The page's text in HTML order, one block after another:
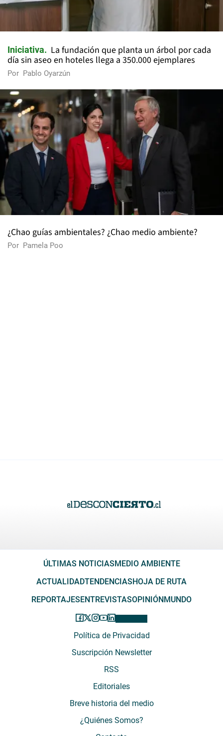
Iniciativa
La fundación que planta un árbol por cada
día sin aseo en hoteles llega a 350.000 ejemplares
Por Pablo Oyarzún
¿Chao guías ambientales? ¿Chao medio ambiente?
Por Pamela Poo
ÚLTIMAS NOTICIASMEDIO AMBIENTE
ACTUALIDADTENDENCIASHOJA DE RUTA
REPORTAJESENTREVISTASOPINIÓNMUNDO
Política de Privacidad
Suscripción Newsletter
RSS
Editoriales
Breve historia del medio
¿Quiénes Somos?